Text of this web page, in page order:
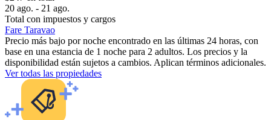
20 ago. - 21 ago.
Total con impuestos y cargos
Fare Taravao
Precio más bajo por noche encontrado en las últimas 24 horas, con
base en una estancia de 1 noche para 2 adultos. Los precios y la
disponibilidad están sujetos a cambios. Aplican términos adicionales.
Ver todas las propiedades